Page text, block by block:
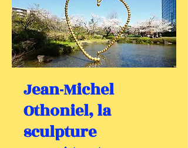
Jean-Michel
Othoniel, la
sculpture